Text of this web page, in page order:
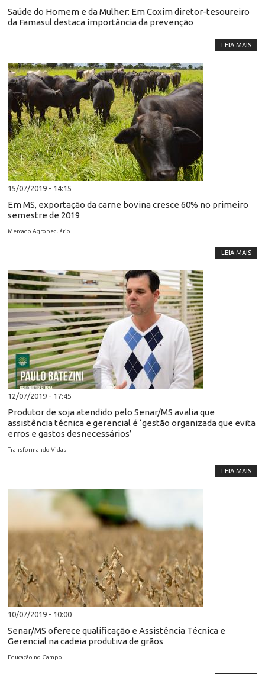
Saúde do Homem e da Mulher: Em Coxim diretor-tesoureiro
da Famasul destaca importância da prevenção
LEIA MAIS
15/07/2019 - 14:15
Em MS, exportação da carne bovina cresce 60% no primeiro
semestre de 2019
Mercado Agropecuário
LEIA MAIS
12/07/2019 - 17:45
Produtor de soja atendido pelo Senar/MS avalia que
assistência técnica e gerencial é ‘gestão organizada que evita
erros e gastos desnecessários’
Transformando Vidas
LEIA MAIS
10/07/2019 - 10:00
Senar/MS oferece qualificação e Assistência Técnica e
Gerencial na cadeia produtiva de grãos
Educação no Campo